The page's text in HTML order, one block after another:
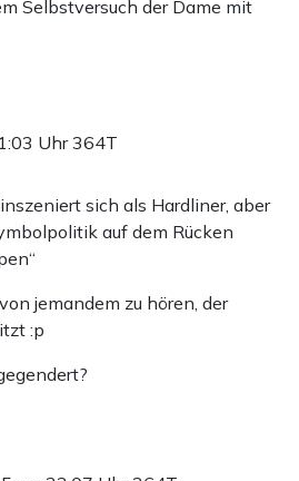
Selbstversuch der Dame mit
Uhr364T
sich als Hardliner, aber
auf dem Rücken
jemandem zu hören, der
:p